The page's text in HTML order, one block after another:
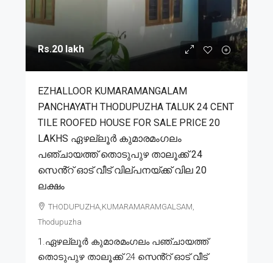
Rs.20 lakh
EZHALLOOR KUMARAMANGALAM
PANCHAYATH THODUPUZHA TALUK 24 CENT
TILE ROOFED HOUSE FOR SALE PRICE 20
LAKHS ഏഴല്ലൂർ കുമാരമംഗലം
പഞ്ചായത്ത് തൊടുപുഴ താലൂക്ക് 24
സെൻ്റ് ഓട് വീട് വില്പനയ്ക്ക് വില 20
ലക്ഷം
THODUPUZHA,KUMARAMARAMGALSAM,
Thodupuzha
1.ഏഴല്ലൂർ കുമാരമംഗലം പഞ്ചായത്ത്
തൊടുപുഴ താലൂക്ക് 24 സെൻ്റ് ഓട് വീട്